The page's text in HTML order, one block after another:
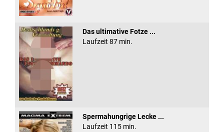
Das ultimative Fotze ...
Laufzeit 87 min.
Spermahungrige Lecke ...
Laufzeit 115 min.